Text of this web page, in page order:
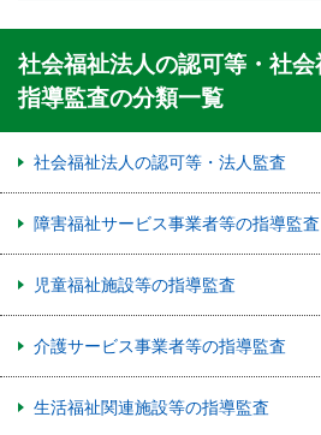
社会福祉法人の認可等・社
指導監査の分類一覧
社会福祉法人の認可等・法人監査
障害福祉サービス事業者等の指導監査
児童福祉施設等の指導監査
介護サービス事業者等の指導監査
生活福祉関連施設等の指導監査